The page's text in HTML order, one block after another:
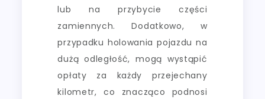
lub na przybycie części
zamiennych. Dodatkowo, w
przypadku holowania pojazdu na
dużą odległość, mogą wystąpić
opłaty za każdy przejechany
kilometr, co znacząco podnosi